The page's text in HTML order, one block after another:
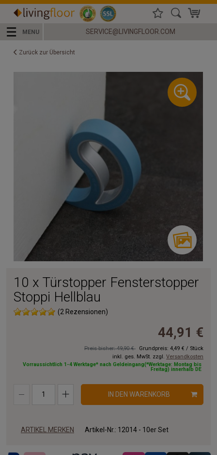
☰ MENU SERVICE@LIVINGFLOOR.COM
Zurück zur Übersicht
10 x Türstopper Fensterstopper
Stoppi Hellblau
(2 Rezensionen)
44,91 €
Preis bisher: 49,90 € Grundpreis: 4,49 € / Stück
inkl. ges. MwSt. zzgl. Versandkosten
Vorraussichtlich 1-4 Werktage* nach Geldeingang(*Werktage: Montag bis
Freitag) innerhalb DE
IN DEN WARENKORB
ARTIKEL MERKEN Artikel-Nr.: 12014 - 10er Set